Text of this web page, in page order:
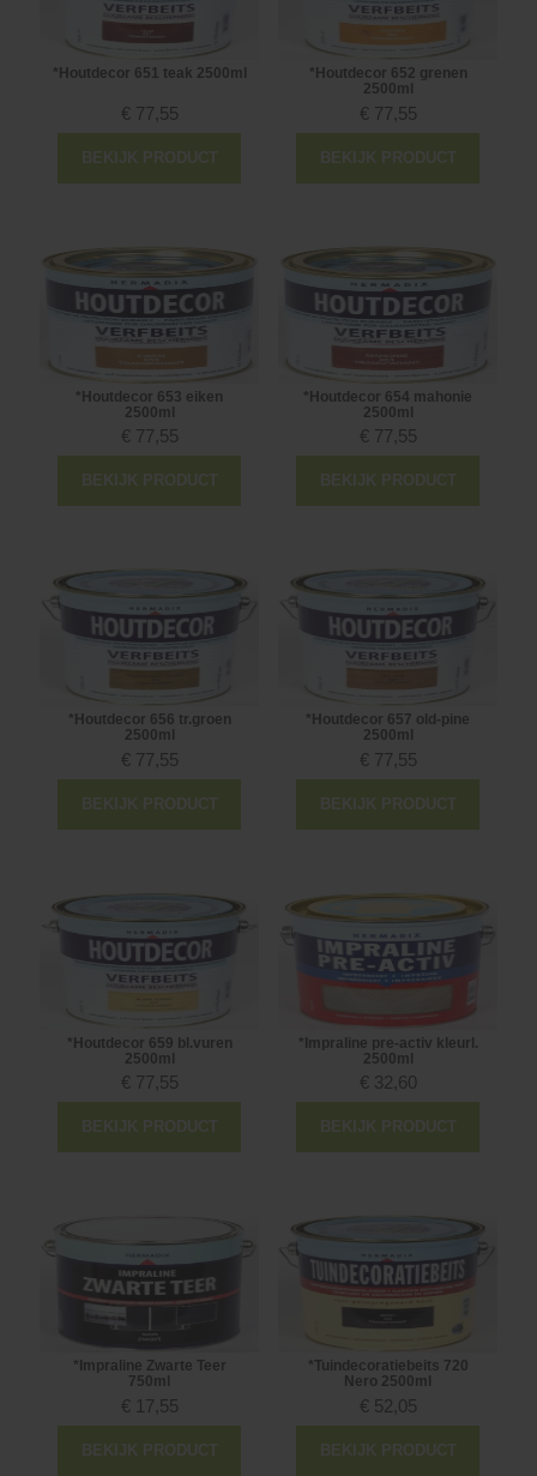
*Houtdecor 651 teak 2500ml
€ 77,55
BEKIJK PRODUCT
*Houtdecor 652 grenen
2500ml
€ 77,55
BEKIJK PRODUCT
*Houtdecor 653 eiken
2500ml
€ 77,55
BEKIJK PRODUCT
*Houtdecor 654 mahonie
2500ml
€ 77,55
BEKIJK PRODUCT
*Houtdecor 656 tr.groen
2500ml
€ 77,55
BEKIJK PRODUCT
*Houtdecor 657 old-pine
2500ml
€ 77,55
BEKIJK PRODUCT
*Houtdecor 659 bl.vuren
2500ml
€ 77,55
BEKIJK PRODUCT
*Impraline pre-activ kleurl.
2500ml
€ 32,60
BEKIJK PRODUCT
*Impraline Zwarte Teer
750ml
€ 17,55
BEKIJK PRODUCT
*Tuindecoratiebeits 720
Nero 2500ml
€ 52,05
BEKIJK PRODUCT